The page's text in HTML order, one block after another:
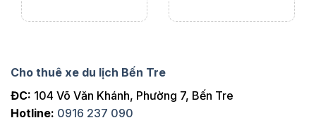
Cho thuê xe du lịch Bến Tre
ĐC: 104 Võ Văn Khánh, Phường 7, Bến Tre
Hotline: 0916 237 090